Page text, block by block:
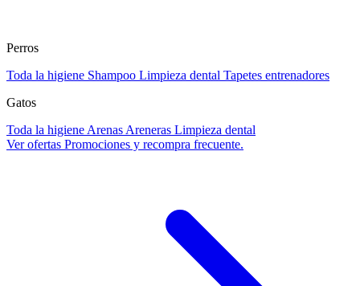
Perros
Toda la higiene Shampoo Limpieza dental Tapetes entrenadores
Gatos
Toda la higiene Arenas Areneras Limpieza dental
Ver ofertas Promociones y recompra frecuente.